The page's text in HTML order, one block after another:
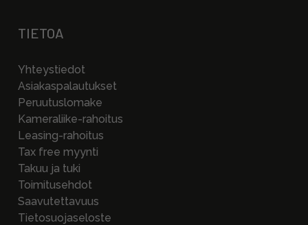
TIETOA
Yhteystiedot
Asiakaspalautukset
Peruutuslomake
Kameraliike-rahoitus
Leasing-rahoitus
Tax free myynti
Takuu ja tuki
Toimitusehdot
Saavutettavuus
Tietosuojaseloste